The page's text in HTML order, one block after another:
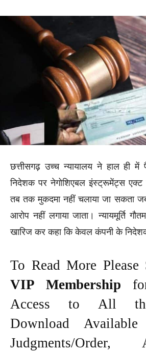
छत्तीसगढ़ उच्च न्यायालय ने हाल ही
निदेशक पर नेगोशिएबल इंस्ट्रूमेंट्स एक्ट
तब तक मुकदमा नहीं चलाया जा सकता
आरोप नहीं लगाया जाता। न्यायमूर्ति
खारिज कर कहा कि केवल कंपनी के
To Read More Please
VIP Membership
Access to All
Download
Judgments/